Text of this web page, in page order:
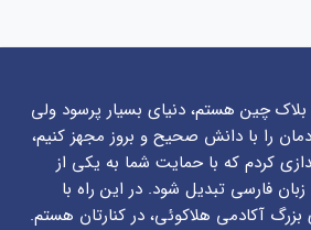
چین هستم، دنیای بسیار پرسود ولی
را با دانش صحیح و بروز مجهز کنیم،
کردم که با حمایت شما به یکی از
فارسی تبدیل شود. در این راه با
آکادمی هلاکوئی، در کنارتان هستم.